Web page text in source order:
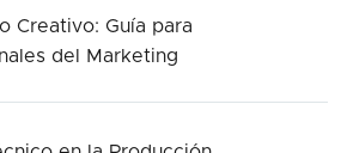
Creativo: Guía para
del Marketing